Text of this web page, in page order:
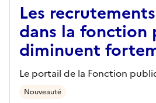
Les
dans la fonction
diminuent
Le portail de la Fonction
Nouveauté